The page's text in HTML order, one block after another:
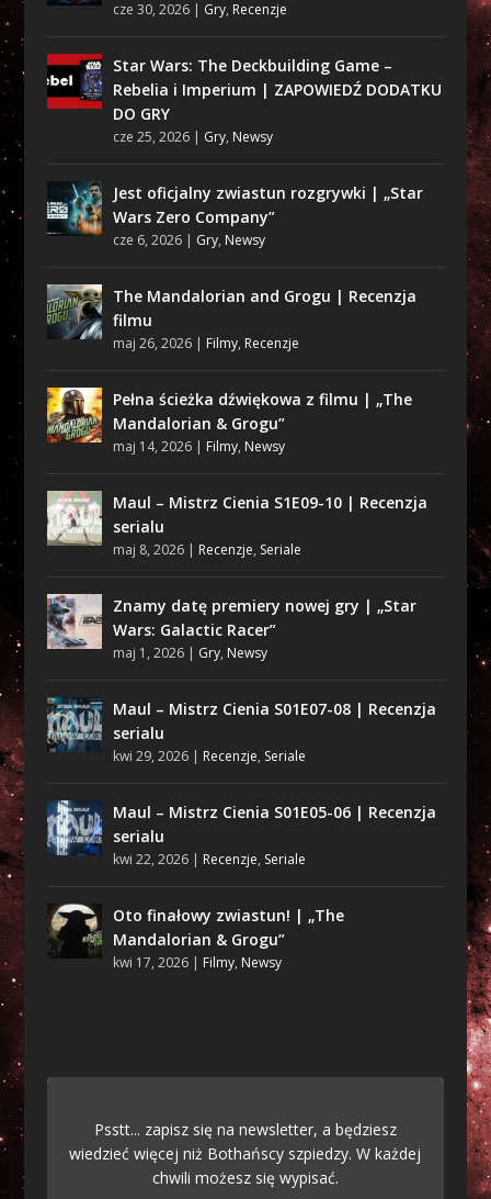
cze 30, 2026| Gry, Recenzje
Star Wars: The Deckbuilding Game –
Rebelia i Imperium | ZAPOWIEDŹ DODATKU
DO GRY
cze 25, 2026| Gry, Newsy
Jest oficjalny zwiastun rozgrywki | „Star
Wars Zero Company”
cze 6, 2026| Gry, Newsy
The Mandalorian and Grogu | Recenzja
filmu
maj 26, 2026| Filmy, Recenzje
Pełna ścieżka dźwiękowa z filmu | „The
Mandalorian & Grogu”
maj 14, 2026| Filmy, Newsy
Maul – Mistrz Cienia S1E09-10 | Recenzja
serialu
maj 8, 2026| Recenzje, Seriale
Znamy datę premiery nowej gry | „Star
Wars: Galactic Racer”
maj 1, 2026| Gry, Newsy
Maul – Mistrz Cienia S01E07-08 | Recenzja
serialu
kwi 29, 2026| Recenzje, Seriale
Maul – Mistrz Cienia S01E05-06 | Recenzja
serialu
kwi 22, 2026| Recenzje, Seriale
Oto finałowy zwiastun! | „The
Mandalorian & Grogu”
kwi 17, 2026| Filmy, Newsy
Psstt... zapisz się na newsletter, a będziesz
wiedzieć więcej niż Bothańscy szpiedzy. W każdej
chwili możesz się wypisać.